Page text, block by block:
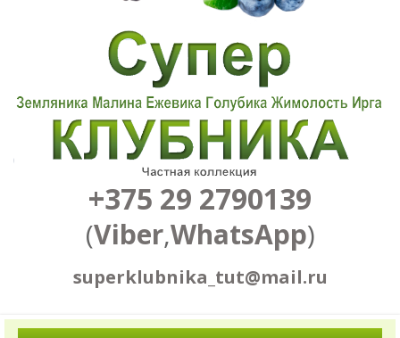
+375 29 2790139
(Viber,WhatsApp)
superklubnika_tut@mail.ru